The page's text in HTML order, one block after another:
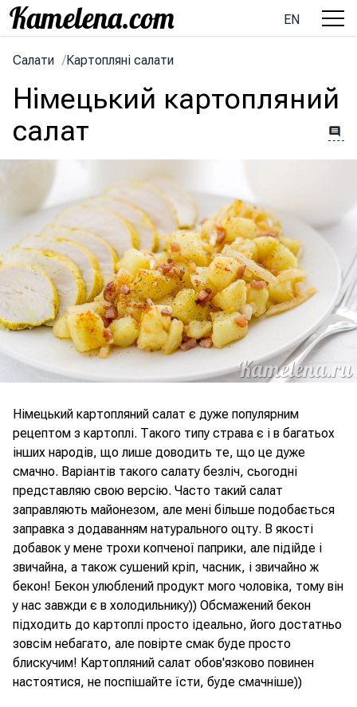
EN
Салати /Картопляні салати
Німецький картопляний
салат
Німецький картопляний салат є дуже популярним
рецептом з картоплі. Такого типу страва є і в багатьох
інших народів, що лише доводить те, що це дуже
смачно. Варіантів такого салату безліч, сьогодні
представляю свою версію. Часто такий салат
заправляють майонезом, але мені більше подобається
заправка з додаванням натурального оцту. В якості
добавок у мене трохи копченої паприки, але підійде і
звичайна, а також сушений кріп, часник, і звичайно ж
бекон! Бекон улюблений продукт мого чоловіка, тому він
у нас завжди є в холодильнику)) Обсмажений бекон
підходить до картоплі просто ідеально, його достатньо
зовсім небагато, але повірте смак буде просто
блискучим! Картопляний салат обов'язково повинен
настоятися, не поспішайте їсти, буде смачніше))